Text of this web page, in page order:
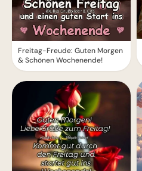
Freitag-Freude: Guten Morgen
& Schönen Wochenende!